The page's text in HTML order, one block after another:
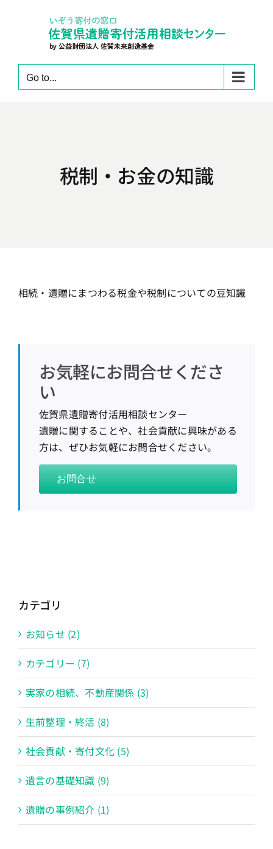
Go to...
税制・お金の知識
相続・遺贈にまつわる税金や税制についての豆知識
お気軽にお問合せくださ
い
佐賀県遺贈寄付活用相談センター
遺贈に関することや、社会貢献に興味がある
方は、ぜひお気軽にお問合せください。
お問合せ
カテゴリ
お知らせ (2)
カテゴリー (7)
実家の相続、不動産関係 (3)
生前整理・終活 (8)
社会貢献・寄付文化 (5)
遺言の基礎知識 (9)
遺贈の事例紹介 (1)